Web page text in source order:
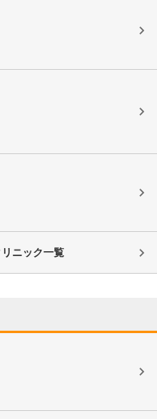
ニック一覧